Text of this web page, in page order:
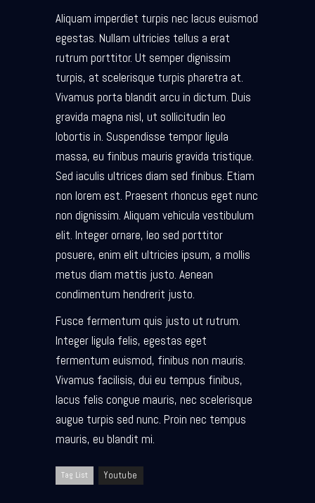
Aliquam imperdiet turpis nec lacus euismod
egestas. Nullam ultricies tellus a erat
rutrum porttitor. Ut semper dignissim
turpis, at scelerisque turpis pharetra at.
Vivamus porta blandit arcu in dictum. Duis
gravida magna nisl, ut sollicitudin leo
lobortis in. Suspendisse tempor ligula
massa, eu finibus mauris gravida tristique.
Sed iaculis ultrices diam sed finibus. Etiam
non lorem est. Praesent rhoncus eget nunc
non dignissim. Aliquam vehicula vestibulum
elit. Integer ornare, leo sed porttitor
posuere, enim elit ultricies ipsum, a mollis
metus diam mattis justo. Aenean
condimentum hendrerit justo.
Fusce fermentum quis justo ut rutrum.
Integer ligula felis, egestas eget
fermentum euismod, finibus non mauris.
Vivamus facilisis, dui eu tempus finibus,
lacus felis congue mauris, nec scelerisque
augue turpis sed nunc. Proin nec tempus
mauris, eu blandit mi.
Tag List Youtube